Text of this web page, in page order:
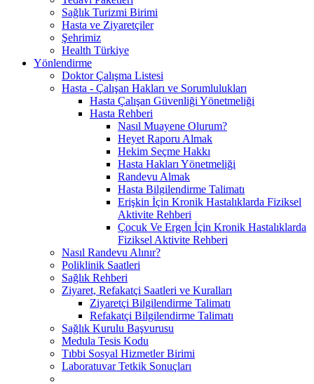
Sağlık Turizmi Birimi
Hasta ve Ziyaretçiler
Şehrimiz
Health Türkiye
Yönlendirme
Doktor Çalışma Listesi
Hasta - Çalışan Hakları ve Sorumlulukları
Hasta Çalışan Güvenliği Yönetmeliği
Hasta Rehberi
Nasıl Muayene Olurum?
Heyet Raporu Almak
Hekim Seçme Hakkı
Hasta Hakları Yönetmeliği
Randevu Almak
Hasta Bilgilendirme Talimatı
Erişkin İçin Kronik Hastalıklarda Fiziksel
Aktivite Rehberi
Çocuk Ve Ergen İçin Kronik Hastalıklarda
Fiziksel Aktivite Rehberi
Nasıl Randevu Alınır?
Poliklinik Saatleri
Sağlık Rehberi
Ziyaret, Refakatçi Saatleri ve Kuralları
Ziyaretçi Bilgilendirme Talimatı
Refakatçi Bilgilendirme Talimatı
Sağlık Kurulu Başvurusu
Medula Tesis Kodu
Tıbbi Sosyal Hizmetler Birimi
Laboratuvar Tetkik Sonuçları